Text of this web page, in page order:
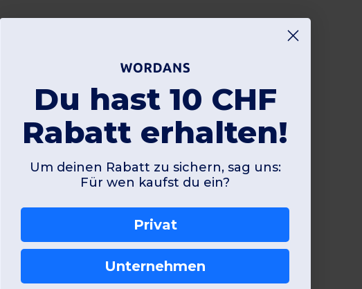
Du hast 10 CHF
Rabatt erhalten!
Um deinen Rabatt zu sichern, sag uns:
Für wen kaufst du ein?
Privat
Unternehmen